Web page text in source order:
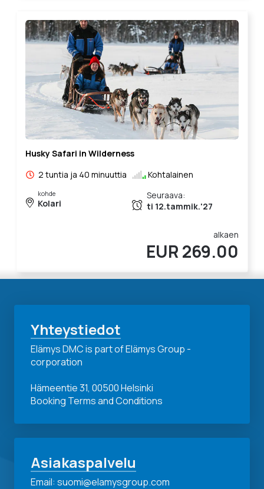
Husky Safari in Wilderness
2 tuntia ja 40 minuuttia
Kohtalainen
kohde
Kolari
Seuraava:
ti 12.tammik.'27
alkaen
EUR 269.00
Yhteystiedot
Elämys DMC is part of Elämys Group -
corporation
Hämeentie 31, 00500 Helsinki
Booking Terms and Conditions
Asiakaspalvelu
Email: suomi@elamysgroup.com